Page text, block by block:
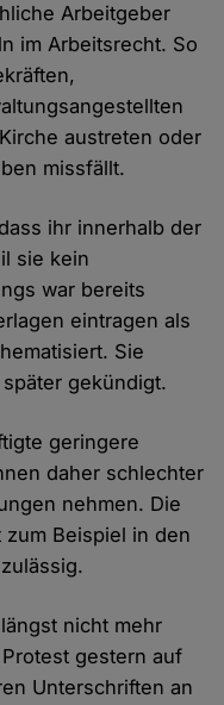
Arbeitgeber
im Arbeitsrecht. So
austreten oder
missfällt.
ihr innerhalb der
sie kein
war bereits
eintragen als
Sie
gekündigt.
geringere
daher schlechter
nehmen. Die
Beispiel in den
nicht mehr
gestern auf
Unterschriften an